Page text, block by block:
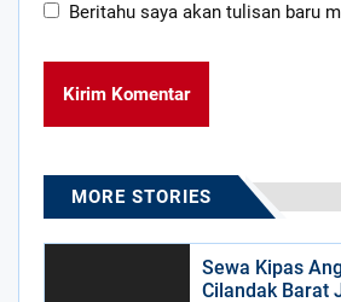
Beritahu saya akan tulisan baru
MORE STORIES
Sewa Kipas
Cilandak Barat